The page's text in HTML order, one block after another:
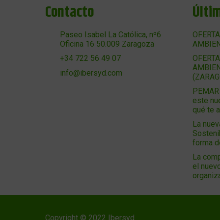
Contacto
Paseo Isabel La Católica, nº6
Oficina 16 50.009 Zaragoza
+34 722 56 49 07
info@ibersyd.com
este
qué te
La
forma
La
el
Copyright © 2022 Ibersyd